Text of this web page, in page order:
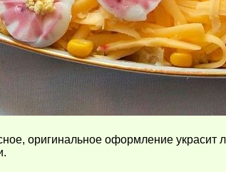
оригинальное оформление украсит